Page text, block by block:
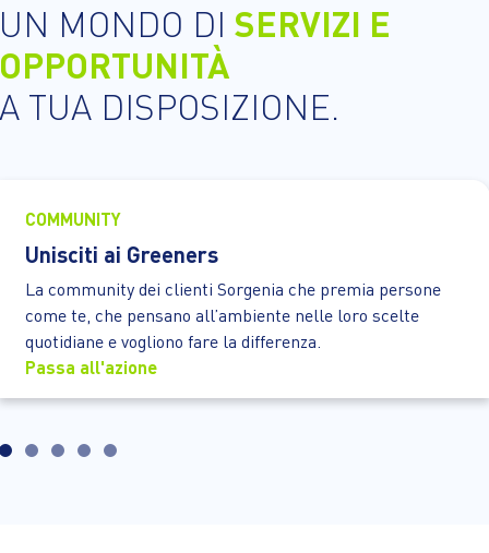
UN MONDO DI SERVIZI E
OPPORTUNITÀ
A TUA DISPOSIZIONE.
COMMUNITY
Unisciti ai Greeners
La community dei clienti Sorgenia che premia persone
come te, che pensano all’ambiente nelle loro scelte
quotidiane e vogliono fare la differenza.
Passa all'azione